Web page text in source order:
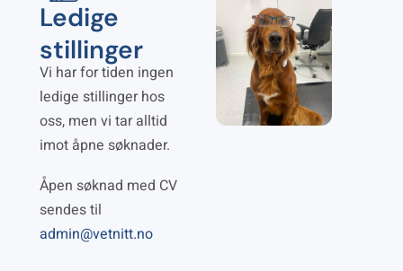
Ledige
stillinger
Vi har for tiden ingen
ledige stillinger hos
oss, men vi tar alltid
imot åpne søknader.
Åpen søknad med CV
sendes til
admin@vetnitt.no